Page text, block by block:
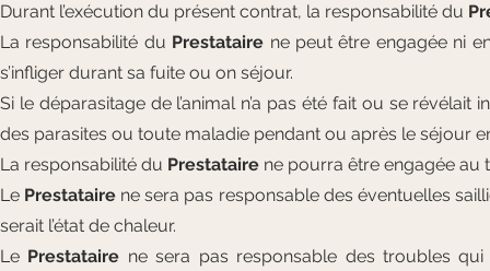
Durant l’exécution du présent contrat, la responsabilité du
La responsabilité du Prestataire ne peut être engagée ni
s’infliger durant sa fuite ou on séjour.
Si le déparasitage de l’animal n’a pas été fait ou se révélait
des parasites ou toute maladie pendant ou après le séjour
La responsabilité du Prestataire ne pourra être engagée au
Le Prestataire ne sera pas responsable des éventuelles
serait l’état de chaleur.
Le Prestataire ne sera pas responsable des troubles